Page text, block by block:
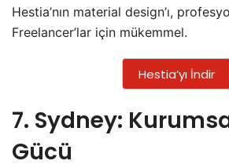
Hestia’nın material design’ı,
Freelancer’lar için mükemmel.
Hestia’yı İndir
7. Sydney:
Gücü